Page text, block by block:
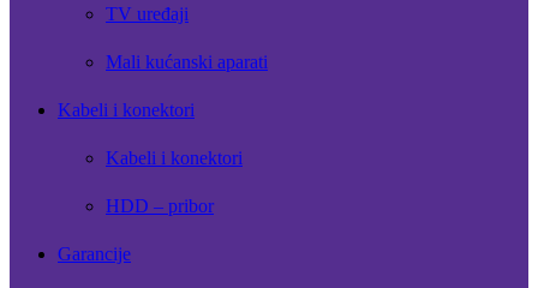
TV uređaji
Mali kućanski aparati
Kabeli i konektori
Kabeli i konektori
HDD – pribor
Garancije